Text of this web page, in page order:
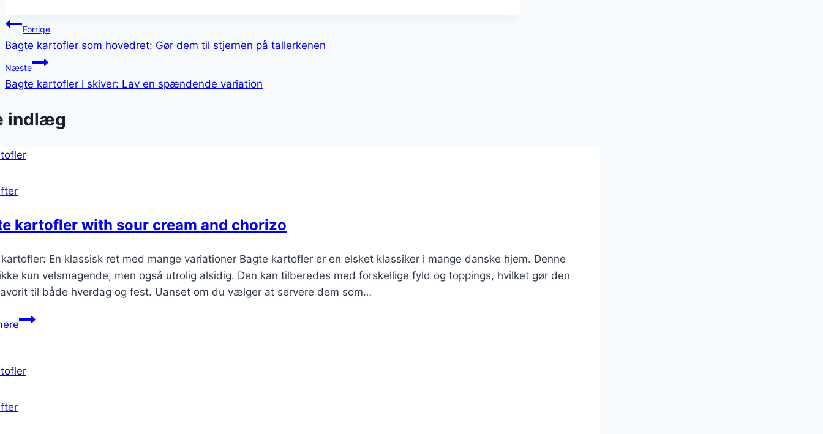
Indlægsnavigation
Forrige
Bagte kartofler som hovedret: Gør dem til stjernen på tallerkenen
Næste
Bagte kartofler i skiver: Lav en spændende variation
indlæg
kartofler with sour cream and chorizo
En klassisk ret med mange variationer Bagte kartofler er en elsket klassiker i mange danske hjem. Denne
kun velsmagende, men også utrolig alsidig. Den kan tilberedes med forskellige fyld og toppings, hvilket gør den
til både hverdag og fest. Uanset om du vælger at servere dem som…
Bagte
sour